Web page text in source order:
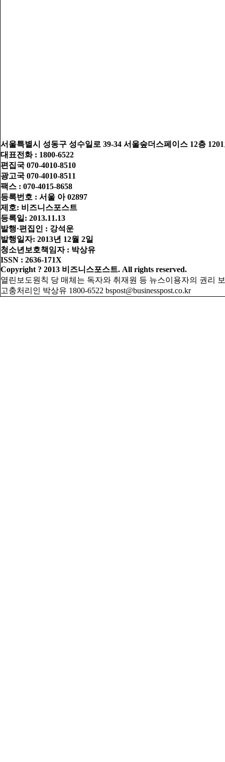
서울특별시 성동구 성수일로 39-34 서울숲더스페이스 12층
대표전화 : 1800-6522
편집국 070-4010-8510
광고국 070-4010-8511
팩스 : 070-4015-8658
등록번호 : 서울 아 02897
제호: 비즈니스포스트
등록일: 2013.11.13
발행·편집인 : 강석운
발행일자: 2013년 12월 2일
청소년보호책임자 : 박상유
ISSN : 2636-171X
Copyright ? 2013 비즈니스포스트. All rights reserved.
열린보도원칙 당 매체는 독자와 취재원 등 뉴스이용자의 권리
고충처리인 박상유 1800-6522 bspost@businesspost.co.kr